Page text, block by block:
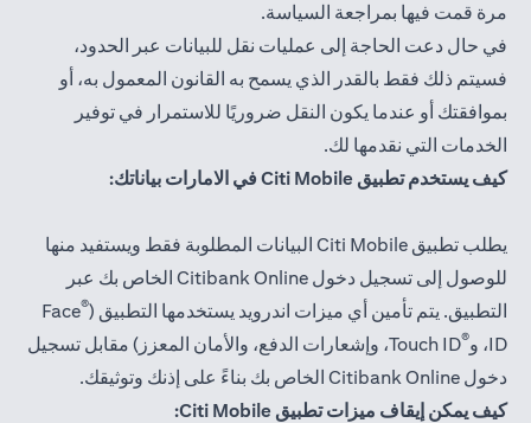
مرة قمت فيها بمراجعة السياسة.
في حال دعت الحاجة إلى عمليات نقل للبيانات عبر الحدود،
فسيتم ذلك فقط بالقدر الذي يسمح به القانون المعمول به، أو
بموافقتك أو عندما يكون النقل ضروريًا للاستمرار في توفير
الخدمات التي نقدمها لك.
كيف يستخدم تطبيق Citi Mobile في الامارات بياناتك:
يطلب تطبيق Citi Mobile البيانات المطلوبة فقط ويستفيد منها
للوصول إلى تسجيل دخول Citibank Online الخاص بك عبر
التطبيق. يتم تأمين أي ميزات اندرويد يستخدمها التطبيق (®
Face
ID، و
®
Touch ID، وإشعارات الدفع، والأمان المعزز) مقابل تسجيل
دخول Citibank Online الخاص بك بناءً على إذنك وتوثيقك.
كيف يمكن إيقاف ميزات تطبيق Citi Mobile: